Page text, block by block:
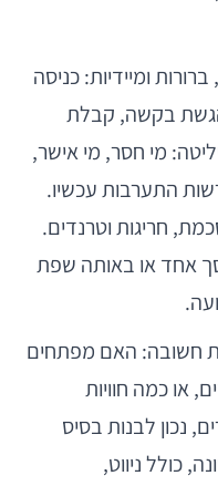
ומיידיות: כניסה
בקשה, קבלת
מי חסר, מי אישר,
התערבות עכשיו.
חריגות וטרנדים.
אחד או באותה שפת
חשובה: האם מפתחים
או כמה חוויות
נכון לבנות בסיס
כולל ניווט,